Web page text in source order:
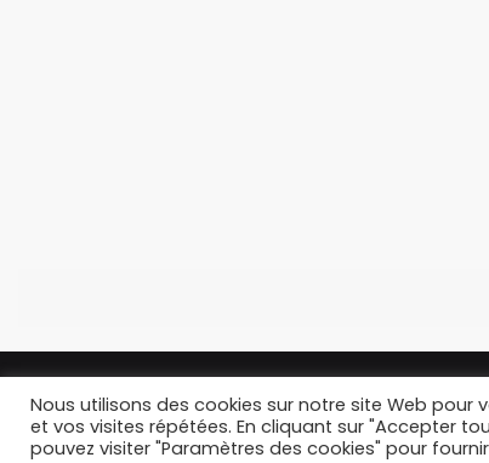
Nous utilisons des cookies sur notre site Web
et vos visites répétées. En cliquant sur "Accepter
pouvez visiter "Paramètres des cookies" pour